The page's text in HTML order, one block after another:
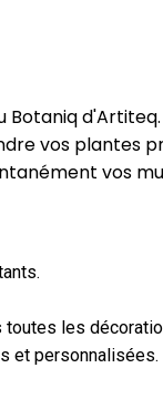
vos plantes
vos
les
et personnalisées.